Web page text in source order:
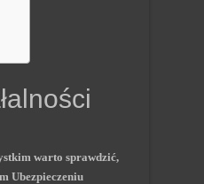
warto sprawdzić,
Ubezpieczeniu